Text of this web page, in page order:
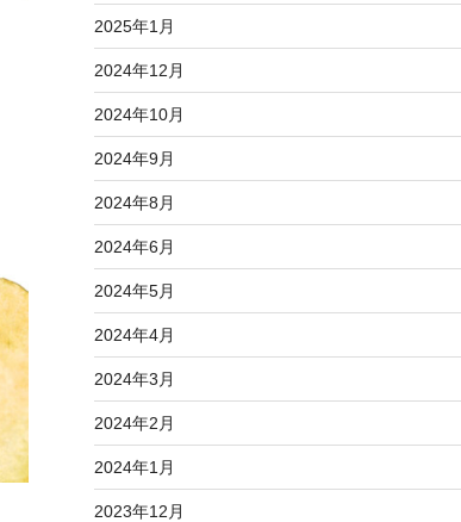
2025年1月
2024年12月
2024年10月
2024年9月
2024年8月
2024年6月
2024年5月
2024年4月
2024年3月
2024年2月
2024年1月
2023年12月